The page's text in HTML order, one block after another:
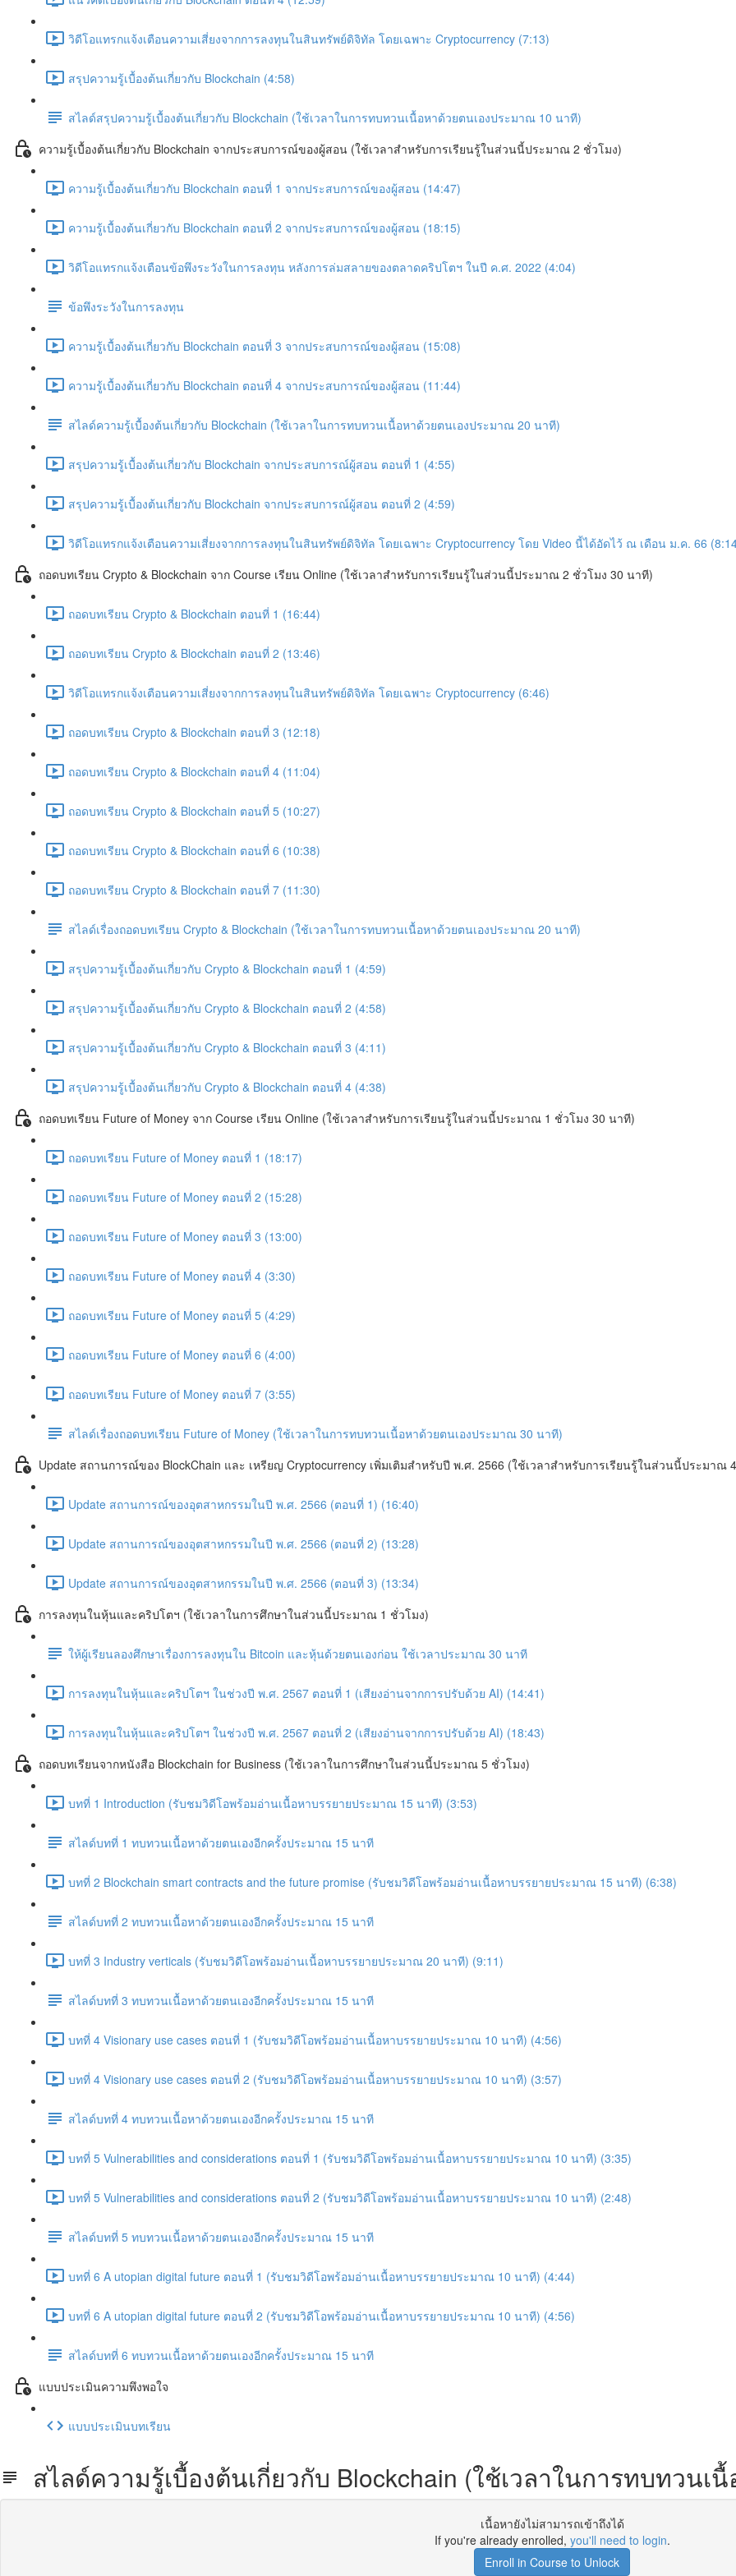
วิดีโอแทรกแจ้งเตือนความเสี่ยงจากการลงทุนในสินทรัพย์ดิจิทัล โดยเฉพาะ Cryptocurrency (7:13)
สรุปความรู้เบื้องต้นเกี่ยวกับ Blockchain (4:58)
สไลด์สรุปความรู้เบื้องต้นเกี่ยวกับ Blockchain (ใช้เวลาในการทบทวนเนื้อหาด้วยตนเองประมาณ 10 นาที)
ความรู้เบื้องต้นเกี่ยวกับ Blockchain จากประสบการณ์ของผู้สอน (ใช้เวลาสำหรับการเรียนรู้ในส่วนนี้ประมาณ 2 ชั่วโมง)
ความรู้เบื้องต้นเกี่ยวกับ Blockchain ตอนที่ 1 จากประสบการณ์ของผู้สอน (14:47)
ความรู้เบื้องต้นเกี่ยวกับ Blockchain ตอนที่ 2 จากประสบการณ์ของผู้สอน (18:15)
วิดีโอแทรกแจ้งเตือนข้อพึงระวังในการลงทุน หลังการล่มสลายของตลาดคริปโตฯ ในปี ค.ศ. 2022 (4:04)
ข้อพึงระวังในการลงทุน
ความรู้เบื้องต้นเกี่ยวกับ Blockchain ตอนที่ 3 จากประสบการณ์ของผู้สอน (15:08)
ความรู้เบื้องต้นเกี่ยวกับ Blockchain ตอนที่ 4 จากประสบการณ์ของผู้สอน (11:44)
สไลด์ความรู้เบื้องต้นเกี่ยวกับ Blockchain (ใช้เวลาในการทบทวนเนื้อหาด้วยตนเองประมาณ 20 นาที)
สรุปความรู้เบื้องต้นเกี่ยวกับ Blockchain จากประสบการณ์ผู้สอน ตอนที่ 1 (4:55)
สรุปความรู้เบื้องต้นเกี่ยวกับ Blockchain จากประสบการณ์ผู้สอน ตอนที่ 2 (4:59)
วิดีโอแทรกแจ้งเตือนความเสี่ยงจากการลงทุนในสินทรัพย์ดิจิทัล โดยเฉพาะ Cryptocurrency โดย Video นี้ได้อัดไว้ ณ เดือน ม.ค. 66
ถอดบทเรียน Crypto & Blockchain จาก Course เรียน Online (ใช้เวลาสำหรับการเรียนรู้ในส่วนนี้ประมาณ 2 ชั่วโมง 30 นาที)
ถอดบทเรียน Crypto & Blockchain ตอนที่ 1 (16:44)
ถอดบทเรียน Crypto & Blockchain ตอนที่ 2 (13:46)
วิดีโอแทรกแจ้งเตือนความเสี่ยงจากการลงทุนในสินทรัพย์ดิจิทัล โดยเฉพาะ Cryptocurrency (6:46)
ถอดบทเรียน Crypto & Blockchain ตอนที่ 3 (12:18)
ถอดบทเรียน Crypto & Blockchain ตอนที่ 4 (11:04)
ถอดบทเรียน Crypto & Blockchain ตอนที่ 5 (10:27)
ถอดบทเรียน Crypto & Blockchain ตอนที่ 6 (10:38)
ถอดบทเรียน Crypto & Blockchain ตอนที่ 7 (11:30)
สไลด์เรื่องถอดบทเรียน Crypto & Blockchain (ใช้เวลาในการทบทวนเนื้อหาด้วยตนเองประมาณ 20 นาที)
สรุปความรู้เบื้องต้นเกี่ยวกับ Crypto & Blockchain ตอนที่ 1 (4:59)
สรุปความรู้เบื้องต้นเกี่ยวกับ Crypto & Blockchain ตอนที่ 2 (4:58)
สรุปความรู้เบื้องต้นเกี่ยวกับ Crypto & Blockchain ตอนที่ 3 (4:11)
สรุปความรู้เบื้องต้นเกี่ยวกับ Crypto & Blockchain ตอนที่ 4 (4:38)
ถอดบทเรียน Future of Money จาก Course เรียน Online (ใช้เวลาสำหรับการเรียนรู้ในส่วนนี้ประมาณ 1 ชั่วโมง 30 นาที)
ถอดบทเรียน Future of Money ตอนที่ 1 (18:17)
ถอดบทเรียน Future of Money ตอนที่ 2 (15:28)
ถอดบทเรียน Future of Money ตอนที่ 3 (13:00)
ถอดบทเรียน Future of Money ตอนที่ 4 (3:30)
ถอดบทเรียน Future of Money ตอนที่ 5 (4:29)
ถอดบทเรียน Future of Money ตอนที่ 6 (4:00)
ถอดบทเรียน Future of Money ตอนที่ 7 (3:55)
สไลด์เรื่องถอดบทเรียน Future of Money (ใช้เวลาในการทบทวนเนื้อหาด้วยตนเองประมาณ 30 นาที)
Update สถานการณ์ของ BlockChain และ เหรียญ Cryptocurrency เพิ่มเติมสำหรับปี พ.ศ. 2566 (ใช้เวลาสำหรับการเรียนรู้ในส่วนนี้ประมาณ
Update สถานการณ์ของอุตสาหกรรมในปี พ.ศ. 2566 (ตอนที่ 1) (16:40)
Update สถานการณ์ของอุตสาหกรรมในปี พ.ศ. 2566 (ตอนที่ 2) (13:28)
Update สถานการณ์ของอุตสาหกรรมในปี พ.ศ. 2566 (ตอนที่ 3) (13:34)
การลงทุนในหุ้นและคริปโตฯ (ใช้เวลาในการศึกษาในส่วนนี้ประมาณ 1 ชั่วโมง)
ให้ผู้เรียนลองศึกษาเรื่องการลงทุนใน Bitcoin และหุ้นด้วยตนเองก่อน ใช้เวลาประมาณ 30 นาที
การลงทุนในหุ้นและคริปโตฯ ในช่วงปี พ.ศ. 2567 ตอนที่ 1 (เสียงอ่านจากการปรับด้วย AI) (14:41)
การลงทุนในหุ้นและคริปโตฯ ในช่วงปี พ.ศ. 2567 ตอนที่ 2 (เสียงอ่านจากการปรับด้วย AI) (18:43)
ถอดบทเรียนจากหนังสือ Blockchain for Business (ใช้เวลาในการศึกษาในส่วนนี้ประมาณ 5 ชั่วโมง)
บทที่ 1 Introduction (รับชมวิดีโอพร้อมอ่านเนื้อหาบรรยายประมาณ 15 นาที) (3:53)
สไลด์บทที่ 1 ทบทวนเนื้อหาด้วยตนเองอีกครั้งประมาณ 15 นาที
บทที่ 2 Blockchain smart contracts and the future promise (รับชมวิดีโอพร้อมอ่านเนื้อหาบรรยายประมาณ 15 นาที) (6:38)
สไลด์บทที่ 2 ทบทวนเนื้อหาด้วยตนเองอีกครั้งประมาณ 15 นาที
บทที่ 3 Industry verticals (รับชมวิดีโอพร้อมอ่านเนื้อหาบรรยายประมาณ 20 นาที) (9:11)
สไลด์บทที่ 3 ทบทวนเนื้อหาด้วยตนเองอีกครั้งประมาณ 15 นาที
บทที่ 4 Visionary use cases ตอนที่ 1 (รับชมวิดีโอพร้อมอ่านเนื้อหาบรรยายประมาณ 10 นาที) (4:56)
บทที่ 4 Visionary use cases ตอนที่ 2 (รับชมวิดีโอพร้อมอ่านเนื้อหาบรรยายประมาณ 10 นาที) (3:57)
สไลด์บทที่ 4 ทบทวนเนื้อหาด้วยตนเองอีกครั้งประมาณ 15 นาที
บทที่ 5 Vulnerabilities and considerations ตอนที่ 1 (รับชมวิดีโอพร้อมอ่านเนื้อหาบรรยายประมาณ 10 นาที) (3:35)
บทที่ 5 Vulnerabilities and considerations ตอนที่ 2 (รับชมวิดีโอพร้อมอ่านเนื้อหาบรรยายประมาณ 10 นาที) (2:48)
สไลด์บทที่ 5 ทบทวนเนื้อหาด้วยตนเองอีกครั้งประมาณ 15 นาที
บทที่ 6 A utopian digital future ตอนที่ 1 (รับชมวิดีโอพร้อมอ่านเนื้อหาบรรยายประมาณ 10 นาที) (4:44)
บทที่ 6 A utopian digital future ตอนที่ 2 (รับชมวิดีโอพร้อมอ่านเนื้อหาบรรยายประมาณ 10 นาที) (4:56)
สไลด์บทที่ 6 ทบทวนเนื้อหาด้วยตนเองอีกครั้งประมาณ 15 นาที
แบบประเมินความพึงพอใจ
แบบประเมินบทเรียน
สไลด์ความรู้เบื้องต้นเกี่ยวกับ Blockchain (ใช้เวลาในการทบทวน
เนื้อหายังไม่สามารถเข้าถึงได้
If you're already enrolled, you'll need to login.
Enroll in Course to Unlock